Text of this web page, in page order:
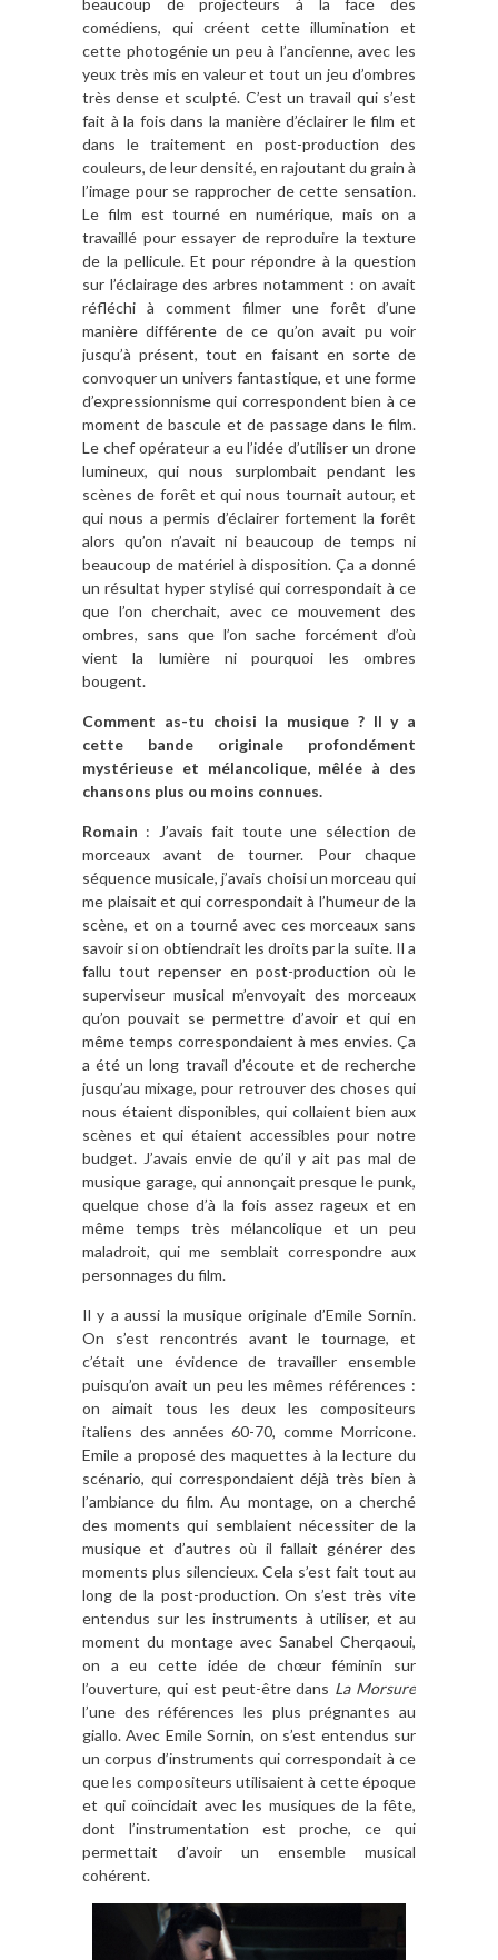
beaucoup de projecteurs à la face des
comédiens, qui créent cette illumination et
cette photogénie un peu à l’ancienne, avec les
yeux très mis en valeur et tout un jeu d’ombres
très dense et sculpté. C’est un travail qui s’est
fait à la fois dans la manière d’éclairer le film et
dans le traitement en post-production des
couleurs, de leur densité, en rajoutant du grain à
l’image pour se rapprocher de cette sensation.
Le film est tourné en numérique, mais on a
travaillé pour essayer de reproduire la texture
de la pellicule. Et pour répondre à la question
sur l’éclairage des arbres notamment : on avait
réfléchi à comment filmer une forêt d’une
manière différente de ce qu’on avait pu voir
jusqu’à présent, tout en faisant en sorte de
convoquer un univers fantastique, et une forme
d’expressionnisme qui correspondent bien à ce
moment de bascule et de passage dans le film.
Le chef opérateur a eu l’idée d’utiliser un drone
lumineux, qui nous surplombait pendant les
scènes de forêt et qui nous tournait autour, et
qui nous a permis d’éclairer fortement la forêt
alors qu’on n’avait ni beaucoup de temps ni
beaucoup de matériel à disposition. Ça a donné
un résultat hyper stylisé qui correspondait à ce
que l’on cherchait, avec ce mouvement des
ombres, sans que l’on sache forcément d’où
vient la lumière ni pourquoi les ombres
bougent.
Comment as-tu choisi la musique ? Il y a
cette bande originale profondément
mystérieuse et mélancolique, mêlée à des
chansons plus ou moins connues.
Romain : J’avais fait toute une sélection de
morceaux avant de tourner. Pour chaque
séquence musicale, j’avais choisi un morceau qui
me plaisait et qui correspondait à l’humeur de la
scène, et on a tourné avec ces morceaux sans
savoir si on obtiendrait les droits par la suite. Il a
fallu tout repenser en post-production où le
superviseur musical m’envoyait des morceaux
qu’on pouvait se permettre d’avoir et qui en
même temps correspondaient à mes envies. Ça
a été un long travail d’écoute et de recherche
jusqu’au mixage, pour retrouver des choses qui
nous étaient disponibles, qui collaient bien aux
scènes et qui étaient accessibles pour notre
budget. J’avais envie de qu’il y ait pas mal de
musique garage, qui annonçait presque le punk,
quelque chose d’à la fois assez rageux et en
même temps très mélancolique et un peu
maladroit, qui me semblait correspondre aux
personnages du film.
Il y a aussi la musique originale d’Emile Sornin.
On s’est rencontrés avant le tournage, et
c’était une évidence de travailler ensemble
puisqu’on avait un peu les mêmes références :
on aimait tous les deux les compositeurs
italiens des années 60-70, comme Morricone.
Emile a proposé des maquettes à la lecture du
scénario, qui correspondaient déjà très bien à
l’ambiance du film. Au montage, on a cherché
des moments qui semblaient nécessiter de la
musique et d’autres où il fallait générer des
moments plus silencieux. Cela s’est fait tout au
long de la post-production. On s’est très vite
entendus sur les instruments à utiliser, et au
moment du montage avec Sanabel Cherqaoui,
on a eu cette idée de chœur féminin sur
l’ouverture, qui est peut-être dans La Morsure
l’une des références les plus prégnantes au
giallo. Avec Emile Sornin, on s’est entendus sur
un corpus d’instruments qui correspondait à ce
que les compositeurs utilisaient à cette époque
et qui coïncidait avec les musiques de la fête,
dont l’instrumentation est proche, ce qui
permettait d’avoir un ensemble musical
cohérent.